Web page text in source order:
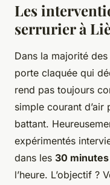
Les
serrurier à
Dans la majorité des
porte claquée qui
rend pas toujours
simple courant
battant.
expérimentés
dans les 30 minutes
l’heure. L’objectif ?